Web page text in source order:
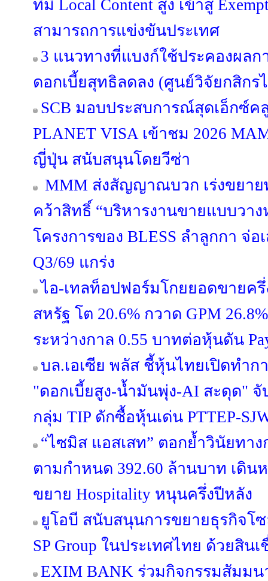
ที่มี Local Content สูง เข้าสู่
สามารถการแข่งขันประเทศ
3 แนวทางที่แบงก์ใช้ประคองผลก
ดอกเบี้ยสุทธิลดลง (ศูนย์วิจัยกสิกร
SCB มอบประสบการณ์สุดเอ็กซ์ค
PLANET VISA เข้าชม 2026
ญี่ปุ่น สนับสนุนโดยวีซ่า
MMM ส่งสัญญาณบวก เร่งขยาย
คว้าสิทธิ์ “บริหารงานขายแบบวา
โครงการของ BLESS ลำลูกกา จ่
Q3/69 แกร่ง
ไอ-เทลท็อปฟอร์มโกยยอดขายค
สหรัฐ โต 20.6% กวาด GPM
ระหว่างกาล 0.55 บาทต่อหุ้นดัน
บล.เอเซีย พลัส ชี้หุ้นไทยเปิดทำก
"ดอกเบี้ยสูง-น้ำมันพุ่ง-AI สะดุด"
กลุ่ม TIP ดักซื้อหุ้นเด่น PTTEP-
“ไซมิส แอสเสท” ตอกย้ำวินัยทา
ตามกำหนด 392.60 ล้านบาท เดิน
ขยาย Hospitality หนุนครึ่งปีหลัง
ยูโอบี สนับสนุนการขยายธุรกิจโ
SP Group ในประเทศไทย ด้วยสิน
EXIM BANK ร่วมกิจกรรมสัมมน